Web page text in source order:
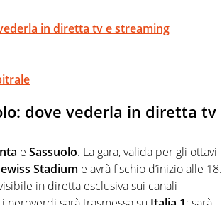
in diretta tv e streaming
dove vederla in diretta tv
e Sassuolo. La gara, valida per gli ottavi
Stadium e avrà fischio d’inizio alle 18.
in diretta esclusiva sui canali